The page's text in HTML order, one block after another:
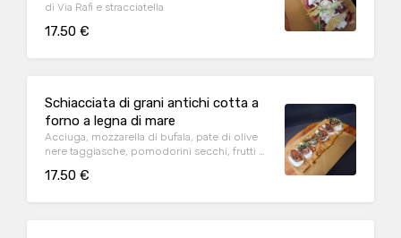
di Via Rafi e stracciatella
17.50 €
Schiacciata di grani antichi cotta a
forno a legna di mare
Acciuga, mozzarella di bufala, pate di olive
nere taggiasche, pomodorini secchi, frutti di
17.50 €